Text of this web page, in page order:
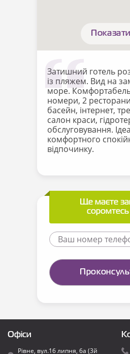
Затишний готель
із пляжем. Вид на
море.
номери, 2
басейн, інтернет,
салон краси,
обслуговування.
комфортного
відпочинку.
Ще маєте
соромтесь
Офіси
Рівне, вул.16 липня, 6а (3й